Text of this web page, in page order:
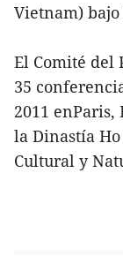
Vietnam)
El Comité del
35
2011
la Dinastía
Cultural y